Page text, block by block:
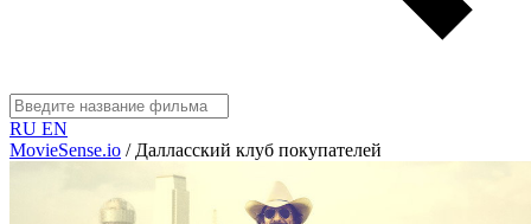
RU EN
MovieSense.io / Далласский клуб покупателей